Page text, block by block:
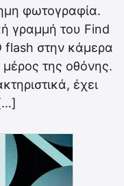
φωτογραφία.
γραμμή του Find
flash στην κάμερα
της οθόνης.
έχει